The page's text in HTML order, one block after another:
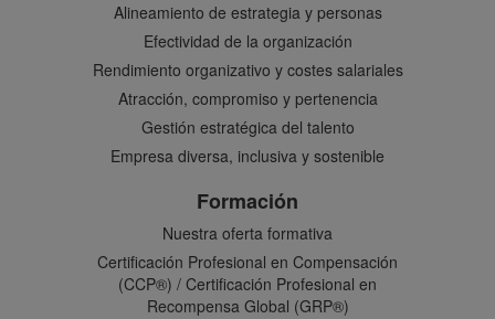
Alineamiento de estrategia y personas
Efectividad de la organización
Rendimiento organizativo y costes salariales
Atracción, compromiso y pertenencia
Gestión estratégica del talento
Empresa diversa, inclusiva y sostenible
Formación
Nuestra oferta formativa
Certificación Profesional en Compensación
(CCP®) / Certificación Profesional en
Recompensa Global (GRP®)